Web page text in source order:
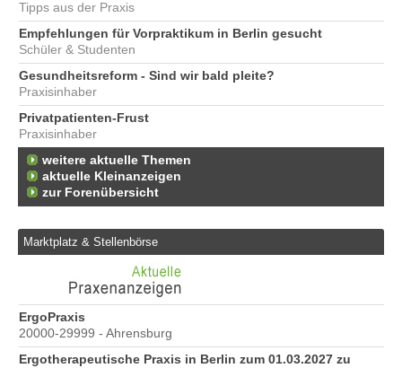
Tipps aus der Praxis
Empfehlungen für Vorpraktikum in Berlin gesucht
Schüler & Studenten
Gesundheitsreform - Sind wir bald pleite?
Praxisinhaber
Privatpatienten-Frust
Praxisinhaber
weitere aktuelle Themen
aktuelle Kleinanzeigen
zur Forenübersicht
Marktplatz & Stellenbörse
ErgoPraxis
20000-29999 - Ahrensburg
Ergotherapeutische Praxis in Berlin zum 01.03.2027 zu